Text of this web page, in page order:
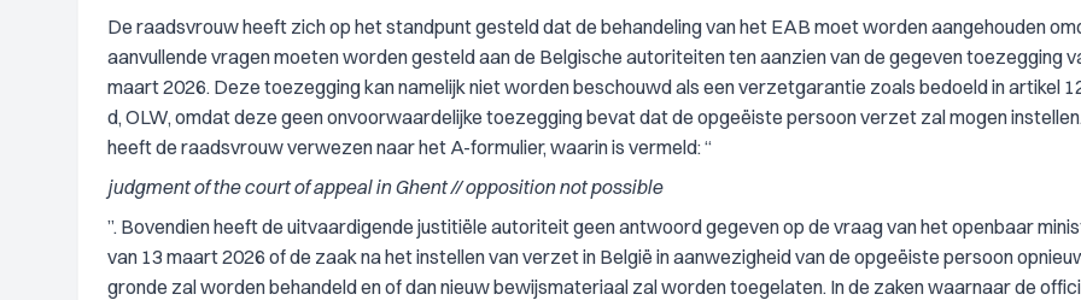
De raadsvrouw heeft zich op het standpunt gesteld dat de behandeling van het EAB moet worden aangehouden
aanvullende vragen moeten worden gesteld aan de Belgische autoriteiten ten aanzien van de gegeven toezegging
maart 2026. Deze toezegging kan namelijk niet worden beschouwd als een verzetgarantie zoals bedoeld in artikel
d, OLW, omdat deze geen onvoorwaardelijke toezegging bevat dat de opgeëiste persoon verzet zal mogen
heeft de raadsvrouw verwezen naar het A-formulier, waarin is vermeld: “
judgment of the court of appeal in Ghent // opposition not possible
”. Bovendien heeft de uitvaardigende justitiële autoriteit geen antwoord gegeven op de vraag van het openbaar
van 13 maart 2026 of de zaak na het instellen van verzet in België in aanwezigheid van de opgeëiste persoon
gronde zal worden behandeld en of dan nieuw bewijsmateriaal zal worden toegelaten. In de zaken waarnaar de